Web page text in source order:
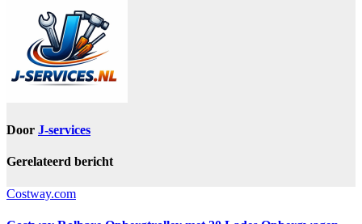
Door J-services
Gerelateerd bericht
Costway.com